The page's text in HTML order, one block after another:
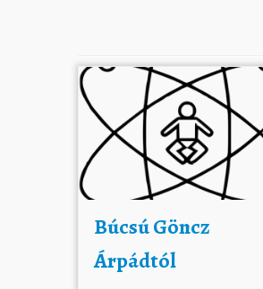
Búcsú Göncz
Árpádtól